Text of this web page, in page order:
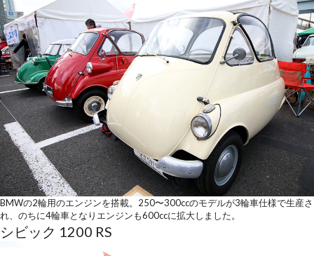
BMWの2輪用のエンジンを搭載。250〜300ccのモデルが3輪車仕様で生産さ
れ、のちに4輪車となりエンジンも600ccに拡大しました。
シビック 1200 RS